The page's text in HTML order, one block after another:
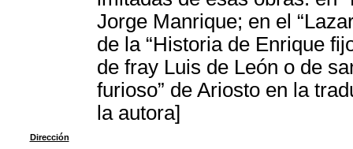
Jorge Manrique; en el
de la “Historia de Enrique
de fray Luis de León o de
furioso” de Ariosto en la
la autora]
Dirección